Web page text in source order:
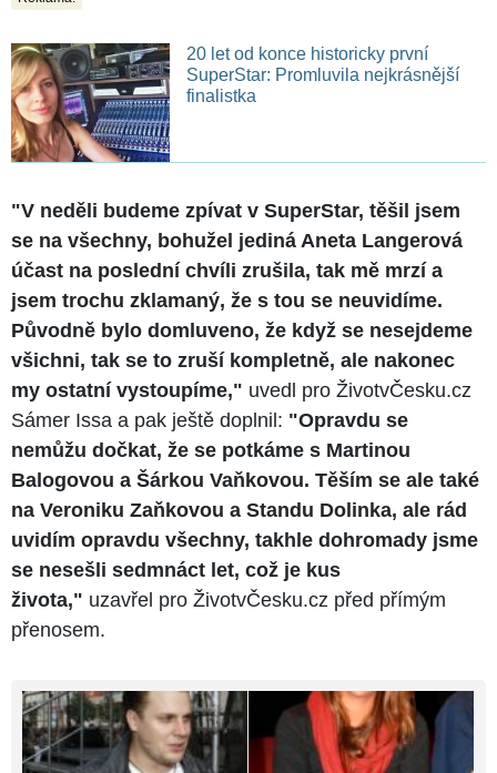
20 let od konce historicky první
SuperStar: Promluvila nejkrásnější
finalistka
"V neděli budeme zpívat v SuperStar, těšil jsem
se na všechny, bohužel jediná Aneta Langerová
účast na poslední chvíli zrušila, tak mě mrzí a
jsem trochu zklamaný, že s tou se neuvidíme.
Původně bylo domluveno, že když se nesejdeme
všichni, tak se to zruší kompletně, ale nakonec
my ostatní vystoupíme," uvedl pro ŽivotvČesku.cz
Sámer Issa a pak ještě doplnil: "Opravdu se
nemůžu dočkat, že se potkáme s Martinou
Balogovou a Šárkou Vaňkovou. Těším se ale také
na Veroniku Zaňkovou a Standu Dolinka, ale rád
uvidím opravdu všechny, takhle dohromady jsme
se nesešli sedmnáct let, což je kus
života," uzavřel pro ŽivotvČesku.cz před přímým
přenosem.